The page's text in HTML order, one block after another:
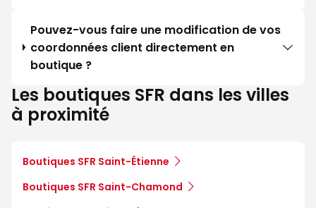
Pouvez-vous faire une modification de vos
coordonnées client directement en
boutique ?
Les boutiques SFR dans les villes
à proximité
Boutiques SFR Saint-Étienne
Boutiques SFR Saint-Chamond